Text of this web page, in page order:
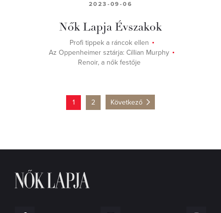
2023-09-06
Nők Lapja Évszakok
Profi tippek a ráncok ellen
Az Oppenheimer sztárja: Cillian Murphy
Renoir, a nők festője
1 2 Következő